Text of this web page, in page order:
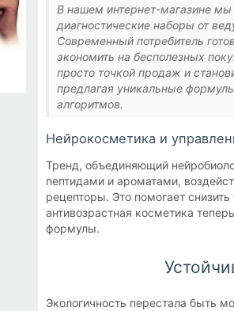
В нашем интернет-магазине
диагностические наборы от
Современный потребитель
экономить на бесполезных
просто точкой продаж и
предлагая уникальные
алгоритмов.
Нейрокосметика и
Тренд, объединяющий
пептидами и ароматами,
рецепторы. Это помогает
антивозрастная косметика
формулы.
Экологичность перестала быть